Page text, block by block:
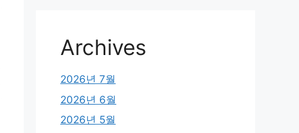
Archives
2026년 7월
2026년 6월
2026년 5월